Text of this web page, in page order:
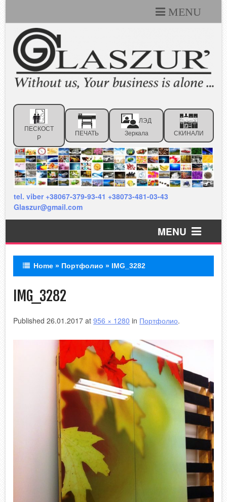
MENU
Каталоги
Технические условия
Портфолио
Контакты
Отзывы клиентов
ПЕСКОСТ
Р
ПЕЧАТЬ
ЛЭД
Зеркала
СКИНАЛИ
tel. viber +38067-379-93-41 +38073-481-03-43
Glaszur@gmail.com
MENU
Пескоструй
УФ печать
ЛЭД зеркала
Стеклянный фартук
Покраска по RAL
В разработке!
Home » Портфолио » IMG_3282
IMG_3282
Published26.01.2017 at956 × 1280 in Портфолио.